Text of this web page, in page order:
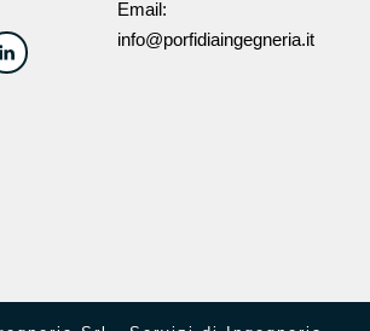
Email:
info@porfidiaingegneria.it